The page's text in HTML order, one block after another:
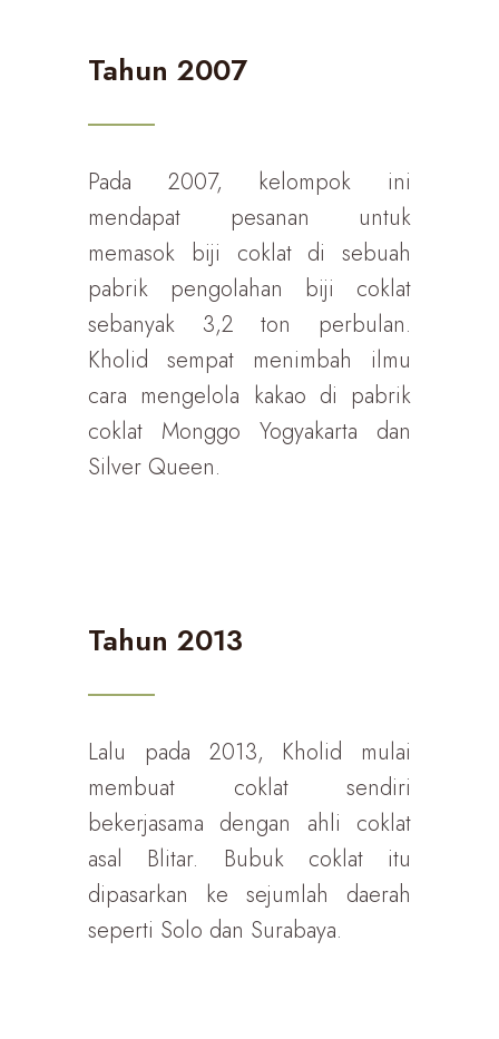
Tahun 2007
Pada 2007, kelompok ini
mendapat pesanan untuk
memasok biji coklat di sebuah
pabrik pengolahan biji coklat
sebanyak 3,2 ton perbulan.
Kholid sempat menimbah ilmu
cara mengelola kakao di pabrik
coklat Monggo Yogyakarta dan
Silver Queen.
Tahun 2013
Lalu pada 2013, Kholid mulai
membuat coklat sendiri
bekerjasama dengan ahli coklat
asal Blitar. Bubuk coklat itu
dipasarkan ke sejumlah daerah
seperti Solo dan Surabaya.